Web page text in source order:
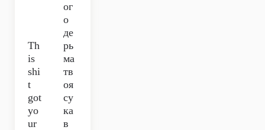
Th
is
shi
t
got
yo
ur
ог
о
де
рь
ма
тв
оя
су
ка
в